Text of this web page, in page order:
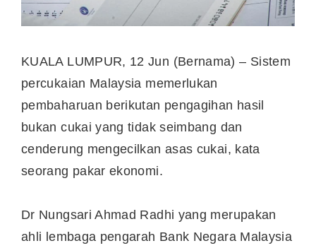
KUALA LUMPUR, 12 Jun (Bernama) – Sistem
percukaian Malaysia memerlukan
pembaharuan berikutan pengagihan hasil
bukan cukai yang tidak seimbang dan
cenderung mengecilkan asas cukai, kata
seorang pakar ekonomi.
Dr Nungsari Ahmad Radhi yang merupakan
ahli lembaga pengarah Bank Negara Malaysia